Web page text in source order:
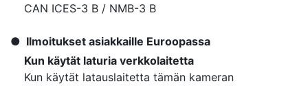
CAN ICES-3 B / NMB-3 B
Ilmoitukset asiakkaille Euroopassa
Kun käytät laturia verkkolaitetta
Kun käytät latauslaitetta tämän kameran